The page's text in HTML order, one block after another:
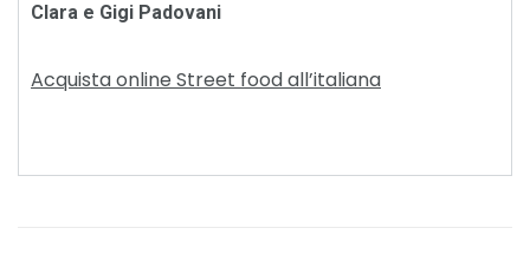
Clara e Gigi Padovani
Acquista online Street food all’italiana